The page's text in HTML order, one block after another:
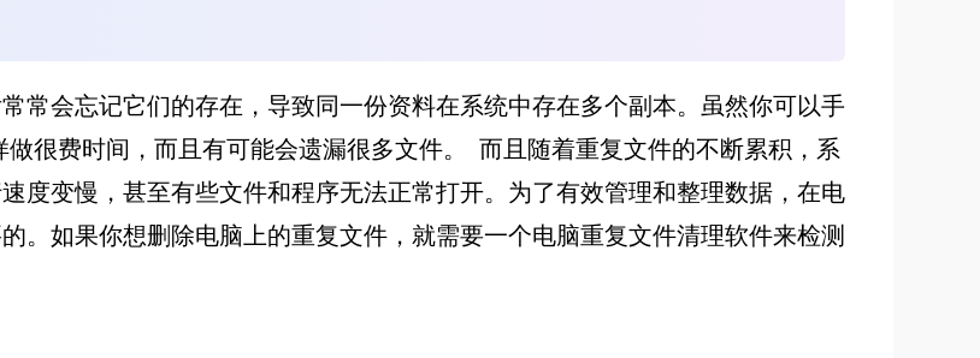
常会忘记它们的存在，导致同一份资料在系统中存在多个副本。虽然你可以手
很费时间，而且有可能会遗漏很多文件。 而且随着重复文件的不断累积，系
度变慢，甚至有些文件和程序无法正常打开。为了有效管理和整理数据，在电
。如果你想删除电脑上的重复文件，就需要一个电脑重复文件清理软件来检测